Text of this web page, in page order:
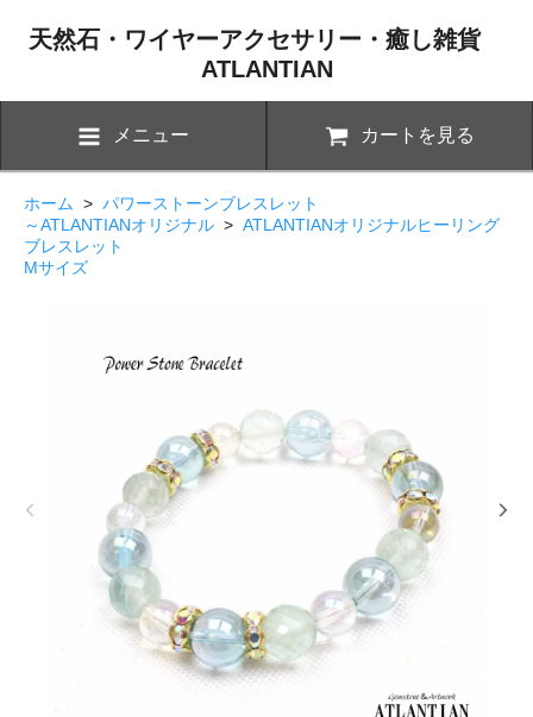
天然石・ワイヤーアクセサリー・癒し雑貨
ATLANTIAN
メニュー カートを見る
ホーム > パワーストーンブレスレット
～ATLANTIANオリジナル > ATLANTIANオリジナルヒーリング
ブレスレット
Mサイズ